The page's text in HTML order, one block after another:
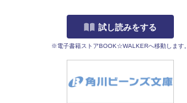
試し読みをする
※電子書籍ストアBOOK☆WALKERへ移動します。